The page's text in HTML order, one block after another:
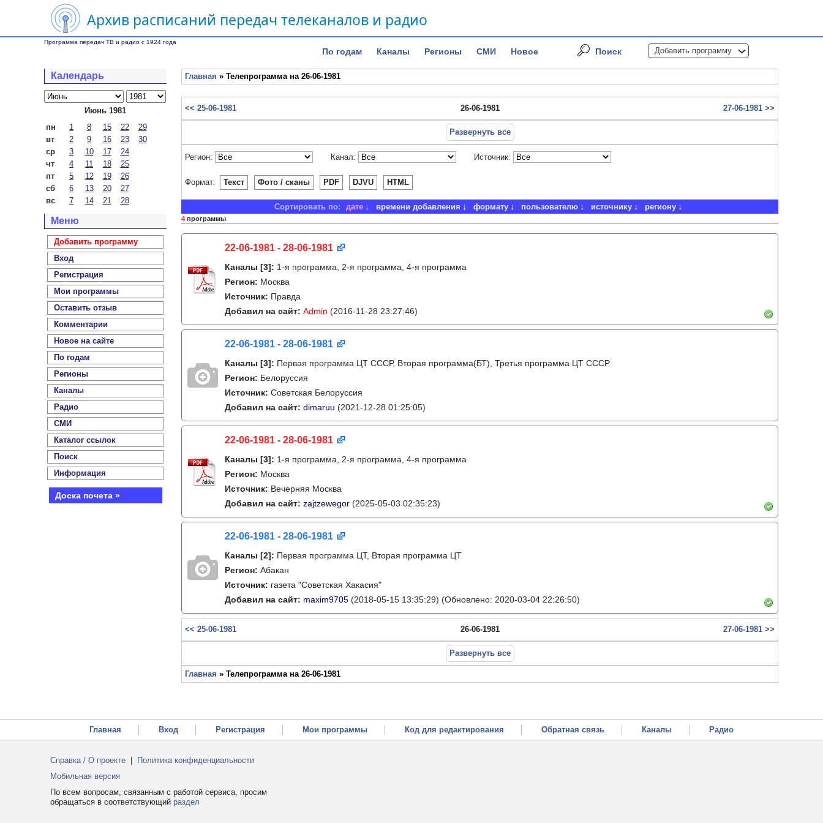
Архив расписаний передач телеканалов и радио
Программа передач ТВ и радио с 1924 года
По годам Каналы Регионы СМИ Новое Поиск Добавить программу
Календарь
Июнь 1981
пн
1 8 15 22
29
вт
2 9 16 23
30
ср
3 10 17
24
чт
4 11 18
25
пт
5 12 19
26
сб
6 13 20
27
вс
7 14 21 28
Меню
Добавить программу
Вход
Регистрация
Мои программы
Оставить отзыв
Комментарии
Новое на сайте
По годам
Регионы
Каналы
Радио
СМИ
Каталог ссылок
Поиск
Информация
Доска почета »
Главная » Телепрограмма на 26-06-1981
<< 25-06-1981 26-06-1981 27-06-1981 >>
Развернуть все
Регион: Канал: Источник:
Формат: Текст Фото / сканы PDF DJVU HTML
Сортировать по: дате времени добавления формату пользователю источнику региону
4 программы
22-06-1981 - 28-06-1981
Каналы [3]: 1-я программа, 2-я программа, 4-я программа
Регион: Москва
Источник: Правда
Добавил на сайт: Admin (2016-11-28 23:27:46)
22-06-1981 - 28-06-1981
Каналы [3]: Первая программа ЦТ ССCР, Вторая программа(БТ), Третья программа ЦТ ССCР
Регион: Белоруссия
Источник: Советская Белоруссия
Добавил на сайт: dimaruu (2021-12-28 01:25:05)
22-06-1981 - 28-06-1981
Каналы [3]: 1-я программа, 2-я программа, 4-я программа
Регион: Москва
Источник: Вечерняя Москва
Добавил на сайт: zajtzewegor (2025-05-03 02:35:23)
22-06-1981 - 28-06-1981
Каналы [2]: Первая программа ЦТ, Вторая программа ЦТ
Регион: Абакан
Источник: газета "Советская Хакасия"
Добавил на сайт: maxim9705 (2018-05-15 13:35:29) (Обновлено: 2020-03-04 22:26:50)
<< 25-06-1981 26-06-1981 27-06-1981 >>
Развернуть все
Главная » Телепрограмма на 26-06-1981
Главная Вход Регистрация Мои программы Код для редактирования Обратная связь Каналы Радио
Справка / О проекте
Политика конфиденциальности
Мобильная версия
По всем вопросам, связанным с работой сервиса, просим
обращаться в соответствующий раздел